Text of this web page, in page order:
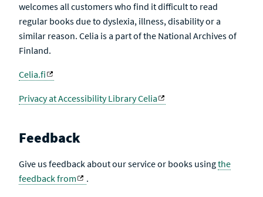
welcomes all customers who find it difficult to read
regular books due to dyslexia, illness, disability or a
similar reason. Celia is a part of the National Archives of
Finland.
Celia.fi
Privacy at Accessibility Library Celia
Feedback
Give us feedback about our service or books usingthe
feedback from
.